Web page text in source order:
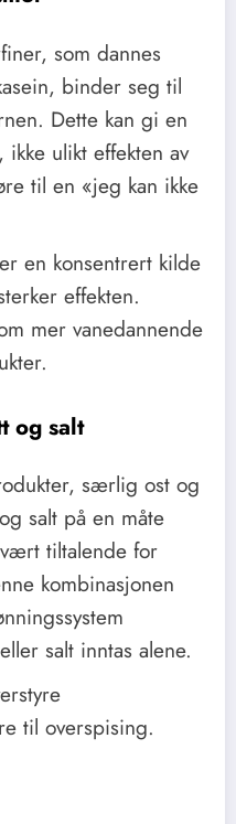
som dannes
binder seg til
Dette kan gi en
ulikt effekten av
til en «jeg kan ikke
en konsentrert kilde
effekten.
mer vanedannende
og salt
særlig ost og
salt på en måte
tiltalende for
kombinasjonen
salt inntas alene.
til overspising.